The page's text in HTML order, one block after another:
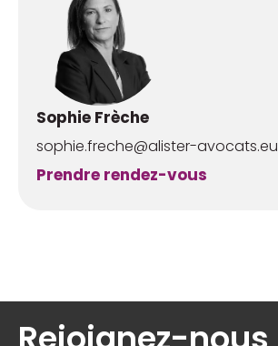
Sophie Frèche
sophie.freche@alister-avocats.eu
Prendre rendez-vous